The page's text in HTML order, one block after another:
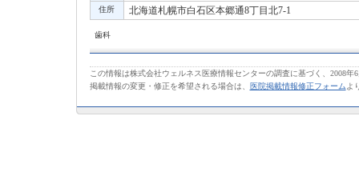
住所 北海道札幌市白石区本郷通8丁目北7-1
歯科
この情報は株式会社ウェルネス医療情報センターの調査に基づく、2008年
掲載情報の変更・修正を希望される場合は、
医院掲載情報修正フォーム よ